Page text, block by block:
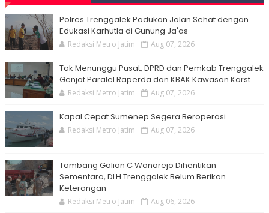
Polres Trenggalek Padukan Jalan Sehat dengan
Edukasi Karhutla di Gunung Ja'as
Redaksi Metro Jatim Aug 07, 2026
Tak Menunggu Pusat, DPRD dan Pemkab Trenggalek
Genjot Paralel Raperda dan KBAK Kawasan Karst
Redaksi Metro Jatim Aug 07, 2026
Kapal Cepat Sumenep Segera Beroperasi
Redaksi Metro Jatim Aug 07, 2026
Tambang Galian C Wonorejo Dihentikan
Sementara, DLH Trenggalek Belum Berikan
Keterangan
Redaksi Metro Jatim Aug 06, 2026